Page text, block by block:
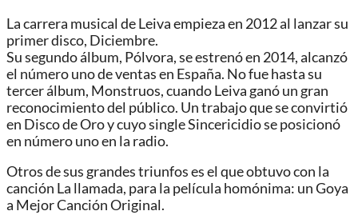
La carrera musical de Leiva empieza en 2012 al lanzar su
primer disco, Diciembre.
Su segundo álbum, Pólvora, se estrenó en 2014, alcanzó
el número uno de ventas en España. No fue hasta su
tercer álbum, Monstruos, cuando Leiva ganó un gran
reconocimiento del público. Un trabajo que se convirtió
en Disco de Oro y cuyo single Sincericidio se posicionó
en número uno en la radio.
Otros de sus grandes triunfos es el que obtuvo con la
canción La llamada, para la película homónima: un Goya
a Mejor Canción Original.